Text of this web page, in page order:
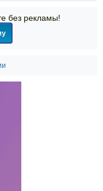
без рекламы!